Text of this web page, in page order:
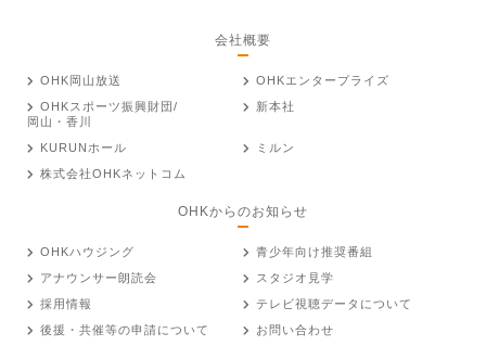
会社概要
OHK岡山放送
OHKエンタープライズ
OHKスポーツ振興財団/
岡山・香川
新本社
KURUNホール
ミルン
株式会社OHKネットコム
OHKからのお知らせ
OHKハウジング
青少年向け推奨番組
アナウンサー朗読会
スタジオ見学
採用情報
テレビ視聴データについて
後援・共催等の申請について
お問い合わせ